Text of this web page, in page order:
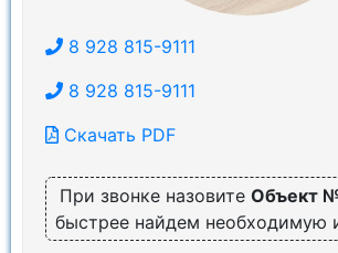
8 928 815-9111
8 928 815-9111
Скачать PDF
При звонке назовите Объект
быстрее найдем необходимую